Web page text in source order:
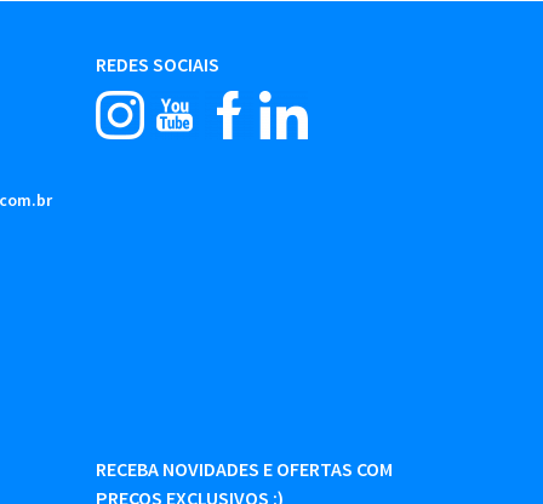
REDES SOCIAIS
RECEBA NOVIDADES E OFERTAS COM
PREÇOS EXCLUSIVOS :)